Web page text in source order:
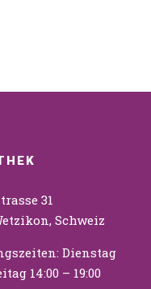
31
Schweiz
Dienstag
14:00 – 19:00